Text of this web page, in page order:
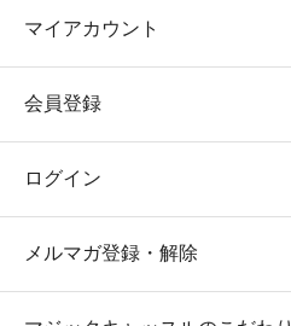
マイアカウント
会員登録
ログイン
メルマガ登録・解除